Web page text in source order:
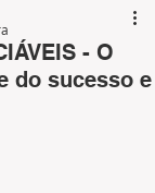
- O
do sucesso e